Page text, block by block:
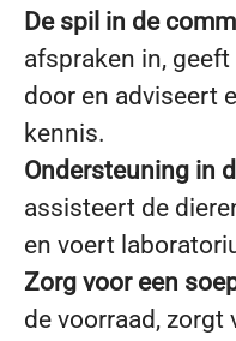
De spil in de
afspraken in,
door en adviseert
kennis.
Ondersteuning in
assisteert de
en voert
Zorg voor een
de voorraad, zorgt